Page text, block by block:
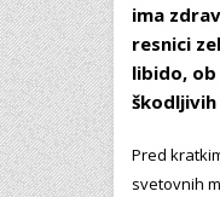
ima
resnici
libido,
Pred
svetovnih